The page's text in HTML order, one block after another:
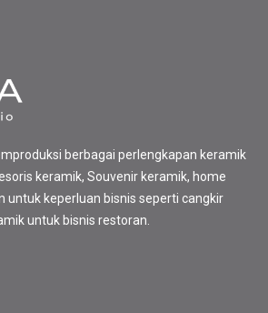
berbagai perlengkapan keramik
keramik, Souvenir keramik, home
untuk keperluan bisnis seperti cangkir
untuk bisnis restoran.